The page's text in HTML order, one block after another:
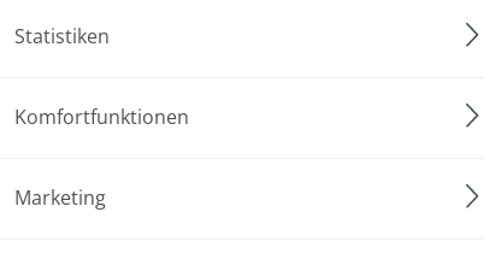
Protein-Elektrophorese
proPAGE
Statistiken
Komfortfunktionen
Marketing